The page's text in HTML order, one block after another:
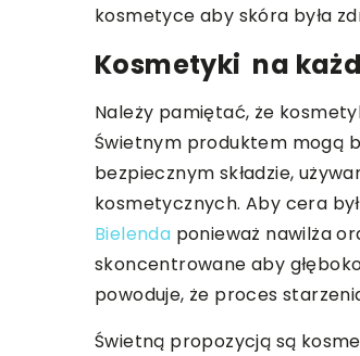
kosmetyce aby skóra była
Kosmetyki na
Należy pamiętać, że
Świetnym produktem mogą
bezpiecznym składzie,
kosmetycznych. Aby cera
Bielenda ponieważ nawilża
skoncentrowane aby
powoduje, że proces
Świetną propozycją są